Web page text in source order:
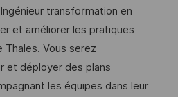
transformation en
et améliorer les pratiques
Thales. Vous serez
et déployer des plans
les équipes dans leur